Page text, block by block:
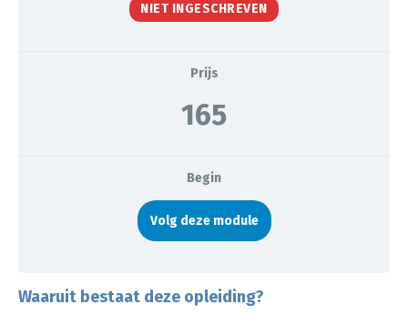
NIET INGESCHREVEN
Prijs
165
Begin
Volg deze module
Waaruit bestaat deze opleiding?